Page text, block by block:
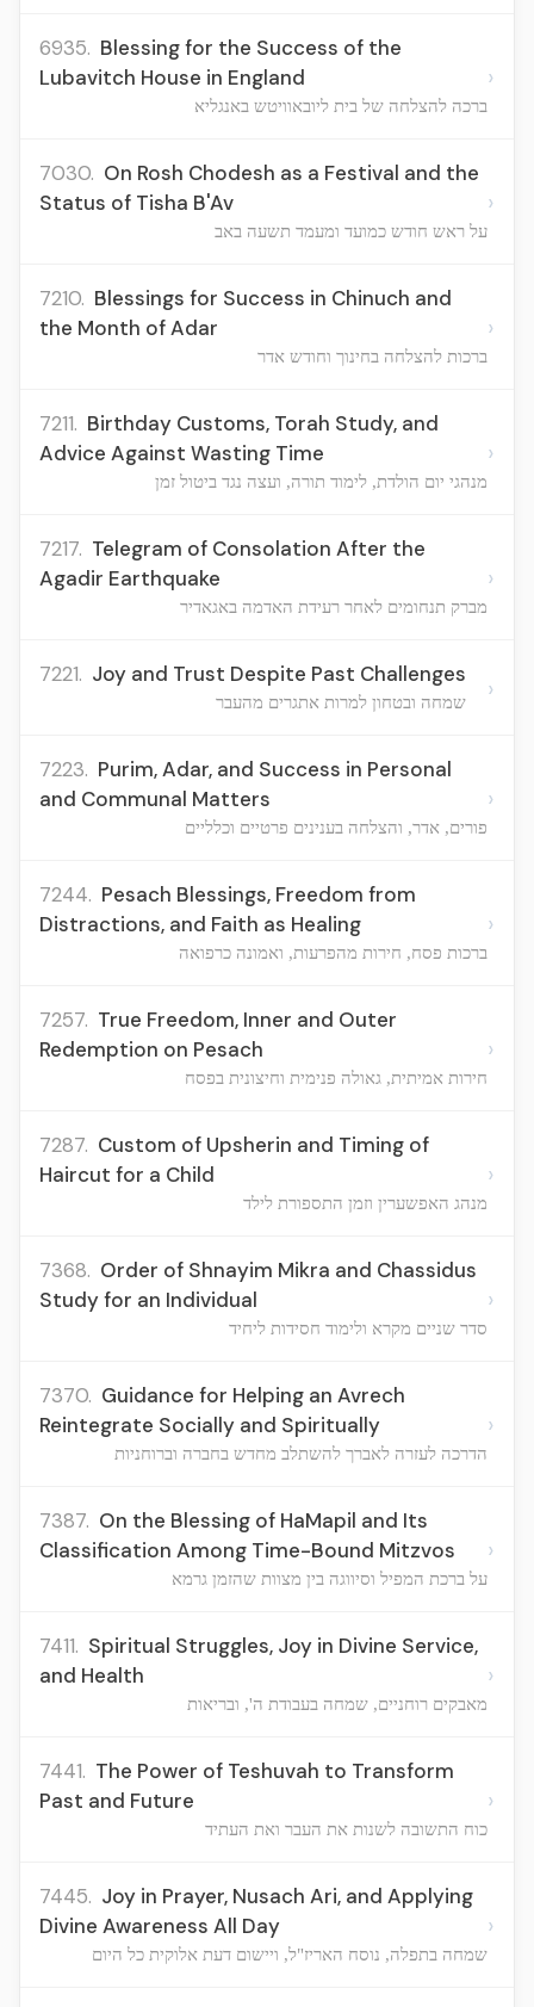
6935. Blessing for the Success of the
Lubavitch House in England
ברכה להצלחה של בית ליובאוויטש באנגליא
›
7030. On Rosh Chodesh as a Festival and the
Status of Tisha B'Av
על ראש חודש כמועד ומעמד תשעה באב
›
7210. Blessings for Success in Chinuch and
the Month of Adar
ברכות להצלחה בחינוך וחודש אדר
›
7211. Birthday Customs, Torah Study, and
Advice Against Wasting Time
מנהגי יום הולדת, לימוד תורה, ועצה נגד ביטול זמן
›
7217. Telegram of Consolation After the
Agadir Earthquake
מברק תנחומים לאחר רעידת האדמה באגאדיר
›
7221. Joy and Trust Despite Past Challenges
שמחה ובטחון למרות אתגרים מהעבר ›
7223. Purim, Adar, and Success in Personal
and Communal Matters
פורים, אדר, והצלחה בענינים פרטיים וכלליים
›
7244. Pesach Blessings, Freedom from
Distractions, and Faith as Healing
ברכות פסח, חירות מהפרעות, ואמונה כרפואה
›
7257. True Freedom, Inner and Outer
Redemption on Pesach
חירות אמיתית, גאולה פנימית וחיצונית בפסח
›
7287. Custom of Upsherin and Timing of
Haircut for a Child
מנהג האפשערין וזמן התספורת לילד
›
7368. Order of Shnayim Mikra and Chassidus
Study for an Individual
סדר שניים מקרא ולימוד חסידות ליחיד
›
7370. Guidance for Helping an Avrech
Reintegrate Socially and Spiritually
הדרכה לעזרה לאברך להשתלב מחדש בחברה וברוחניות
›
7387. On the Blessing of HaMapil and Its
Classification Among Time-Bound Mitzvos
על ברכת המפיל וסיווגה בין מצוות שהזמן גרמא
›
7411. Spiritual Struggles, Joy in Divine Service,
and Health
מאבקים רוחניים, שמחה בעבודת ה', ובריאות
›
7441. The Power of Teshuvah to Transform
Past and Future
כוח התשובה לשנות את העבר ואת העתיד
›
7445. Joy in Prayer, Nusach Ari, and Applying
Divine Awareness All Day
שמחה בתפלה, נוסח האריז"ל, ויישום דעת אלוקית כל היום
›